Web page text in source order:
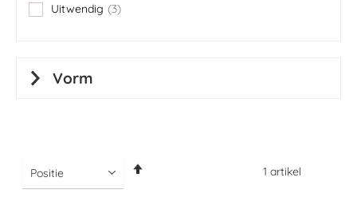
1 artikel
Uitwendig
3
items
Vorm